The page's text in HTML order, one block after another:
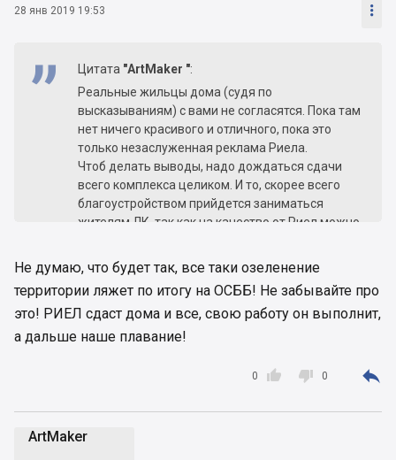
28 янв 2019 19:53 
Цитата "ArtMaker ":
Реальные жильцы дома (судя по
высказываниям) с вами не согласятся. Пока там
нет ничего красивого и отличного, пока это
только незаслуженная реклама Риела.
Чтоб делать выводы, надо дождаться сдачи
всего комплекса целиком. И то, скорее всего
благоустройством прийдется заниматься
жителям ЛК, так как на качество от Риел можно
Не думаю, что будет так, все таки озеленение
территории ляжет по итогу на ОСББ! Не забывайте про
это! РИЕЛ сдаст дома и все, свою работу он выполнит,
а дальше наше плавание!

0  0 
ArtMaker